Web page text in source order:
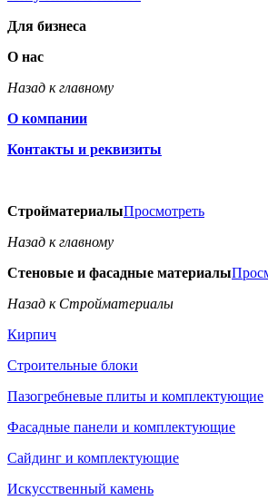
Для бизнеса
О нас
Назад к главному
О компании
Контакты и реквизиты
СтройматериалыПросмотреть
Назад к главному
Стеновые и фасадные материалы
Назад к Стройматериалы
Кирпич
Строительные блоки
Пазогребневые плиты и комплектующие
Фасадные панели и комплектующие
Сайдинг и комплектующие
Искусственный камень